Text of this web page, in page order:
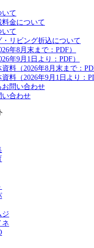
いて
金について
いて
リビング折込について
年8月末まで：PDF）
年9月1日より：PDF）
料（2026年8月末まで：
料（2026年9月1日より：
お問い合わせ
い合わせ
ジ
ネ